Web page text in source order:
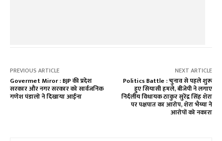
PREVIOUS ARTICLE
Govermet Miror : BJP की प्रदेश
सरकार और नगर सरकार को सार्वजनिक
गणेश पंडालो ने दिखाया आईना
NEXT ARTICLE
Politics Battle : चुनाव से पहले शुरू
हुए सियासी हमले, बीजेपी ने लगाए
निर्दलीय विधायक ठाकुर सुरेंद्र सिंह शेरा
पर पक्षपात का आरोप, शेरा भैय्या ने
आरोपों को नकारा